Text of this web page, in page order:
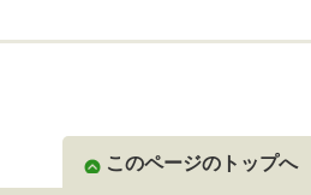
このページのトップへ